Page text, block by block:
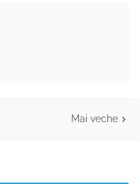
Mai veche